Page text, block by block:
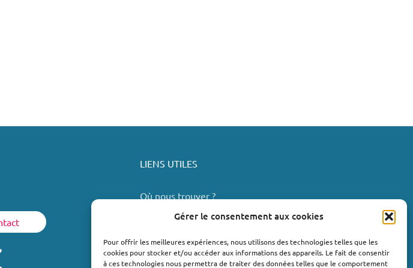
Gérer le consentement aux cookies
Pour offrir les meilleures expériences, nous utilisons des technologies telles que les
cookies pour stocker et/ou accéder aux informations des appareils. Le fait de consentir
à ces technologies nous permettra de traiter des données telles que le comportement
LIENS UTILES
Où nous trouver ?
Valréas
Le Teil